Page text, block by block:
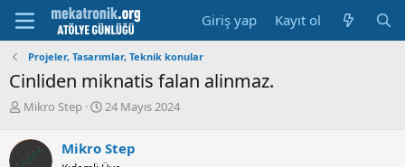
Giriş yap Kayıt ol
Projeler, Tasarımlar, Teknik konular
Cinliden miknatis falan alinmaz.
K
n
u
Mikro Step
B
l
24 Mayıs 2024
Mikro Step